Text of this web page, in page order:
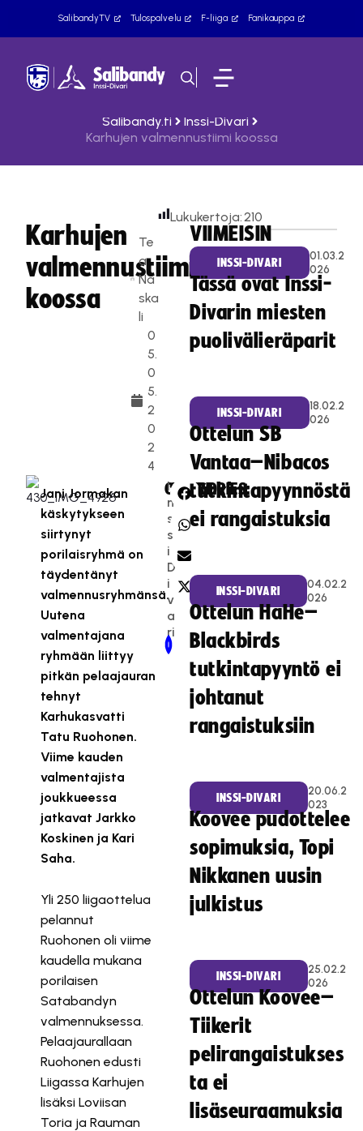
SalibandyTV Tulospalvelu F-liiga Fanikauppa
Salibandy.fi
Inssi-Divari
Karhujen valmennustiimi koossa
Karhujen
valmennustiimi
koossa
Te
a
Na
ska
li
0
5.
0
5.
2
0
2
4
Lukukertoja:210
Jani Jormakan
käskytykseen
siirtynyt
porilaisryhmä on
täydentänyt
valmennusryhmänsä.
Uutena
valmentajana
ryhmään liittyy
pitkän pelaajauran
tehnyt
Karhukasvatti
Tatu Ruohonen.
Viime kauden
valmentajista
joukkueessa
jatkavat Jarkko
Koskinen ja Kari
Saha.
Yli 250 liigaottelua
pelannut
Ruohonen oli viime
kaudella mukana
porilaisen
Satabandyn
valmennuksessa.
Pelaajaurallaan
Ruohonen edusti
Liigassa Karhujen
lisäksi Loviisan
Toria ja Rauman
CATEGORIES:
I
n
s
s
i-
D
i
v
a
ri
SHARE:
Older Post
Newer Post
VIIMEISIN
INSSI-DIVARI
01.03.2
026
Tässä ovat Inssi-
Divarin miesten
puolivälieräparit
INSSI-DIVARI
18.02.2
026
Ottelun SB
Vantaa–Nibacos
tutkintapyynnöstä
ei rangaistuksia
INSSI-DIVARI
04.02.2
026
Ottelun HaHe–
Blackbirds
tutkintapyyntö ei
johtanut
rangaistuksiin
INSSI-DIVARI
20.06.2
023
Koovee pudottelee
sopimuksia, Topi
Nikkanen uusin
julkistus
INSSI-DIVARI
25.02.2
026
Ottelun Koovee–
Tiikerit
pelirangaistukses
ta ei
lisäseuraamuksia